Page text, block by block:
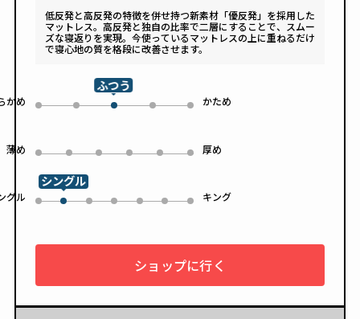
低反発と高反発の特徴を併せ持つ新素材「優反発」を採用した
マットレス。高反発と独自の比率で二層にすることで、スムー
ズな寝返りを実現。今使っているマットレスの上に重ねるだけ
で寝心地の質を格段に改善させます。
かめ 0 1 2
ふつう
3 かため
4
薄め 0 1 2 3 4 厚め
5
グル 0 1
シングル
2 3 4 5 キング
6
ショップに行く